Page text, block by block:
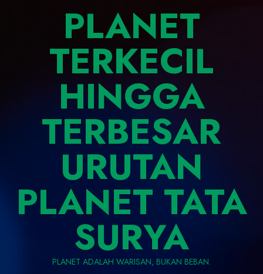
PLANET
TERKECIL
HINGGA
TERBESAR
URUTAN
PLANET TATA
SURYA
PLANET ADALAH WARISAN, BUKAN BEBAN.